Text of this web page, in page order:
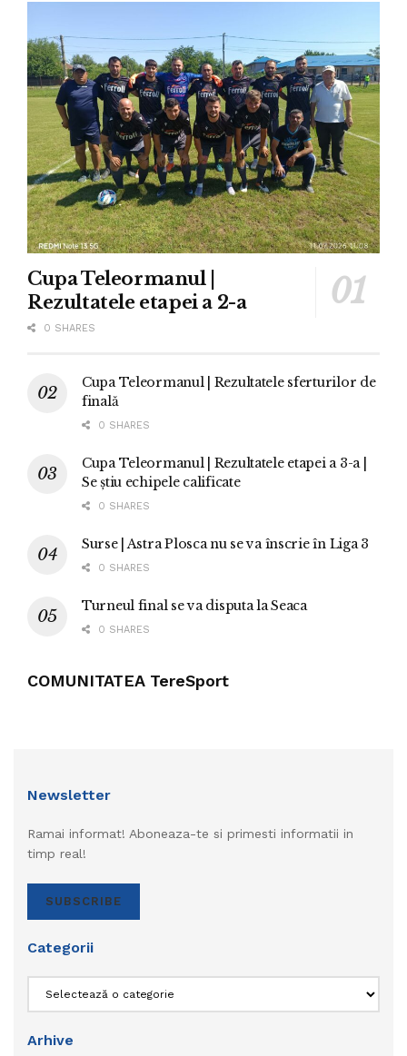
Cupa Teleormanul |
Rezultatele etapei a 2-a
0 SHARES
Cupa Teleormanul | Rezultatele sferturilor de
finală
0 SHARES
Cupa Teleormanul | Rezultatele etapei a 3-a |
Se știu echipele calificate
0 SHARES
Surse | Astra Plosca nu se va înscrie în Liga 3
0 SHARES
Turneul final se va disputa la Seaca
0 SHARES
COMUNITATEA TereSport
Newsletter
Ramai informat! Aboneaza-te si primesti informatii in
timp real!
SUBSCRIBE
Categorii
Arhive